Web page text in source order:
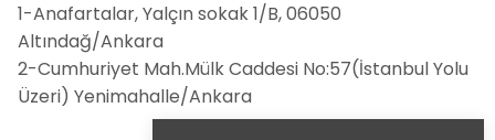
1-Anafartalar, Yalçın sokak 1/B, 06050
Altındağ/Ankara
2-Cumhuriyet Mah.Mülk Caddesi No:57(İstanbul Yolu
Üzeri) Yenimahalle/Ankara